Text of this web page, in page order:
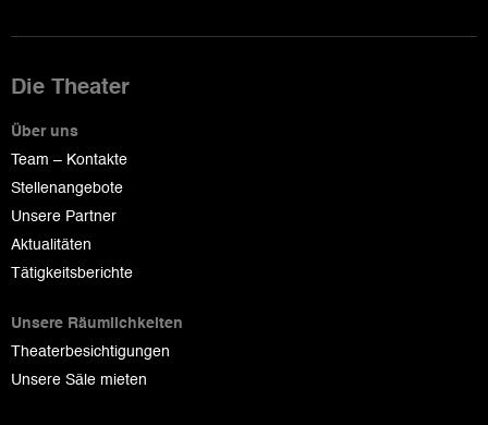
Die Theater
Über uns
Team – Kontakte
Stellenangebote
Unsere Partner
Aktualitäten
Tätigkeitsberichte
Unsere Räumlichkeiten
Theaterbesichtigungen
Unsere Säle mieten